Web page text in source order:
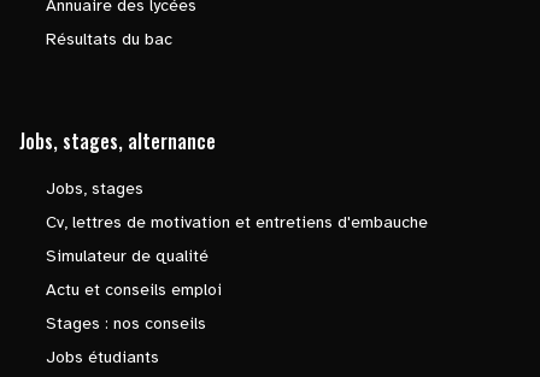
Annuaire des lycées
Résultats du bac
Jobs, stages, alternance
Jobs, stages
Cv, lettres de motivation et entretiens d'embauche
Simulateur de qualité
Actu et conseils emploi
Stages : nos conseils
Jobs étudiants